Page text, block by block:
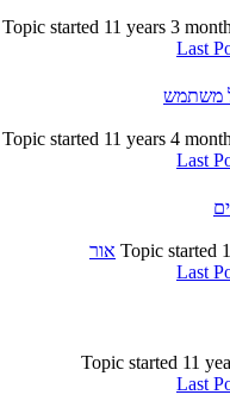
Topic started 11 years 3
Last
משתמש
Topic started 11 years 4
Last
Topic started אור
Last
Topic started 11
Last